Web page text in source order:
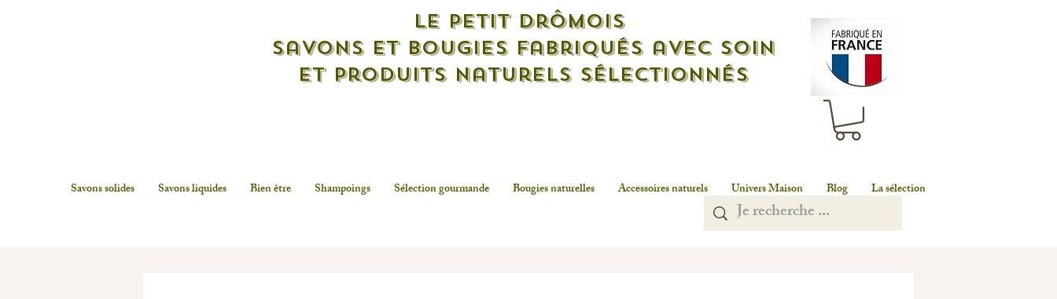
Le petit drômois
savons et bougies fabriqués avec soin
et produits naturels sélectionnés
Savons solides Savons liquides Bien être Shampoings Sélection gourmande Bougies naturelles Accessoires naturels Univers Maison Blog La sélection